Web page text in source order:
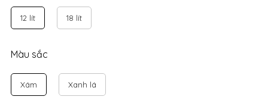
12 lít 18 lít
Màu sắc
Xám Xanh lá